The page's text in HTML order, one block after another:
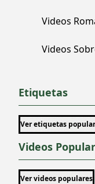
Videos
Videos
Etiquetas
Ver etiquetas
Videos
Ver videos populares